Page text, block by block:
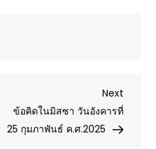
Next
Post
Next
ข้อคิดในมิสซา วันอังคารที่
25 กุมภาพันธ์ ค.ศ.2025